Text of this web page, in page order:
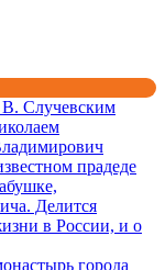
Случевским
прадеде
Делится
в России, и о
города